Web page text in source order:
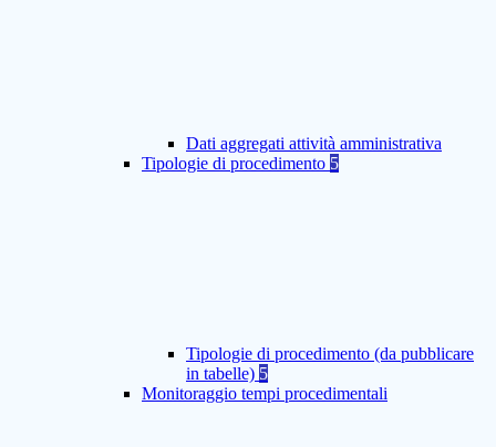
Dati aggregati attività amministrativa
Tipologie di procedimento 5
Tipologie di procedimento (da pubblicare
in tabelle) 5
Monitoraggio tempi procedimentali